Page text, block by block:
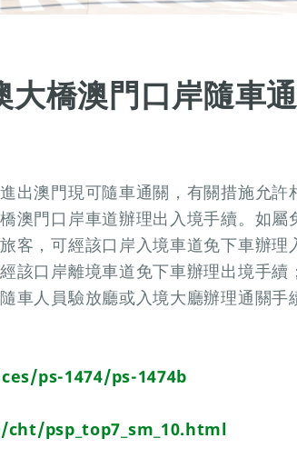
大橋澳門口岸隨車
出澳門現可隨車通關，有關措施允許
澳門口岸車道辦理出入境手續。如屬
客，可經該口岸入境車道免下車辦理
該口岸離境車道免下車辦理出境手續
車人員驗放廳或入境大廳辦理通關手
ps-1474/ps-1474b
psp_top7_sm_10.html